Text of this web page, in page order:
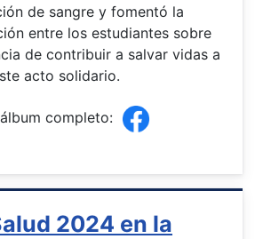
de sangre y fomentó la
entre los estudiantes sobre
de contribuir a salvar vidas a
acto solidario.
completo:
2024 en la